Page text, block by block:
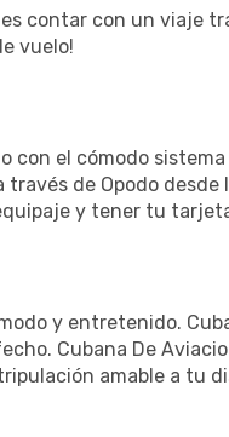
contar con un viaje
vuelo!
con el cómodo
de Opodo
y tener tu
y entretenido.
Cubana De
amable a tu